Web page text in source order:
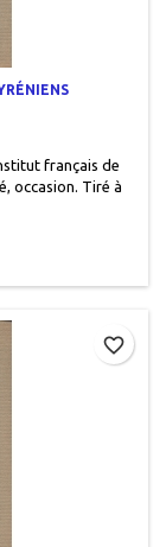
français de
occasion. Tiré à
favorite_border